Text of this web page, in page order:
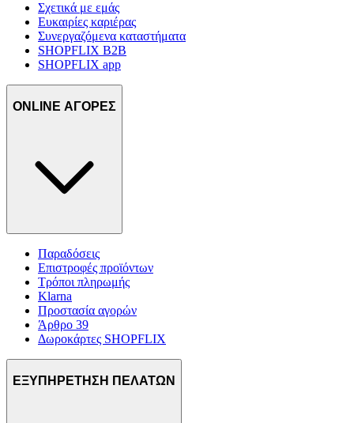
Σχετικά με εμάς
Ευκαιρίες καριέρας
Συνεργαζόμενα καταστήματα
SHOPFLIX B2B
SHOPFLIX app
ONLINE ΑΓΟΡΕΣ
Παραδόσεις
Επιστροφές προϊόντων
Τρόποι πληρωμής
Klarna
Προστασία αγορών
Άρθρο 39
Δωροκάρτες SHOPFLIX
ΕΞΥΠΗΡΕΤΗΣΗ ΠΕΛΑΤΩΝ